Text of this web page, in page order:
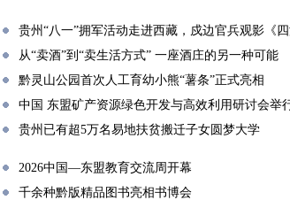
贵州“八一”拥军活动走进西藏，戍边官兵观影《
从“卖酒”到“卖生活方式” 一座酒庄的另一种可能
黔灵山公园首次人工育幼小熊“薯条”正式亮相
中国 东盟矿产资源绿色开发与高效利用研讨会举
贵州已有超5万名易地扶贫搬迁子女圆梦大学
2026中国—东盟教育交流周开幕
千余种黔版精品图书亮相书博会